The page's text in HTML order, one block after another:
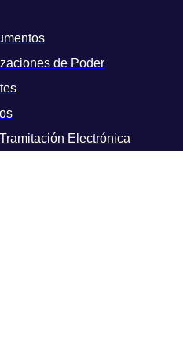
de Poder
Electrónica